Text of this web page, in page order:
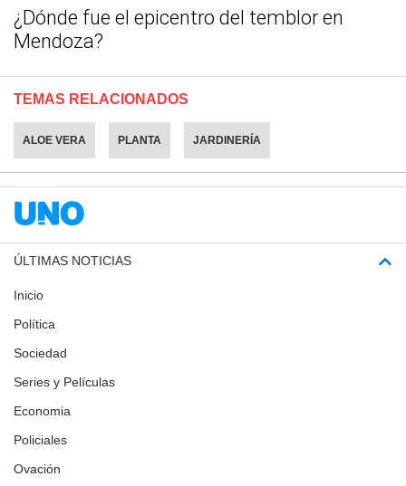
¿Dónde fue el epicentro del temblor en
Mendoza?
TEMAS RELACIONADOS
ALOE VERA PLANTA JARDINERÍA
ÚLTIMAS NOTICIAS
Inicio
Política
Sociedad
Series y Películas
Economia
Policiales
Ovación